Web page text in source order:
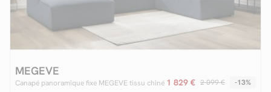
MEGEVE
Canapé panoramique fixe MEGEVE tissu chiné 1 829 € 2 099 € -13%